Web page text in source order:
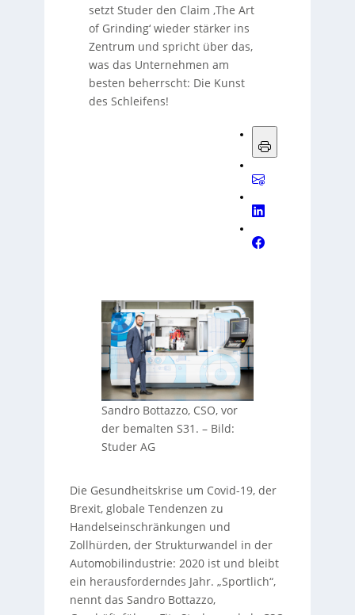
setzt Studer den Claim ‚The Art
of Grinding‘ wieder stärker ins
Zentrum und spricht über das,
was das Unternehmen am
besten beherrscht: Die Kunst
des Schleifens!
Sandro Bottazzo, CSO, vor
der bemalten S31. – Bild:
Studer AG
Die Gesundheitskrise um Covid-19, der
Brexit, globale Tendenzen zu
Handelseinschränkungen und
Zollhürden, der Strukturwandel in der
Automobilindustrie: 2020 ist und bleibt
ein herausforderndes Jahr. „Sportlich“,
nennt das Sandro Bottazzo,